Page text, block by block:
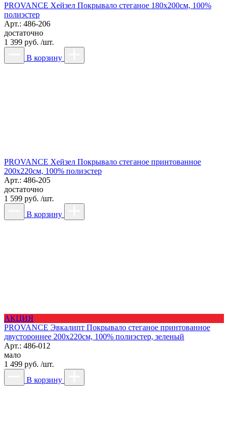
PROVANCE Хейзел Покрывало стеганое 180х200см, 100%
полиэстер
Арт.: 486-206
достаточно
1 399 руб. /шт.
В корзину
PROVANCE Хейзел Покрывало стеганое принтованное
200х220см, 100% полиэстер
Арт.: 486-205
достаточно
1 599 руб. /шт.
В корзину
АКЦИЯ
PROVANCE Эвкалипт Покрывало стеганое принтованное
двустороннее 200х220см, 100% полиэстер, зеленый
Арт.: 486-012
мало
1 499 руб. /шт.
В корзину